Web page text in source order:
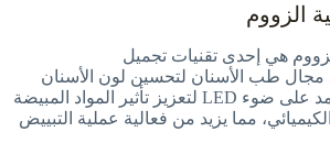
الزووم
هي إحدى تقنيات تجميل
مجال طب الأسنان لتحسين لون الأسنان
وجعلها أكثر إشراقًا، تعتمد على ضوء LED لتعزيز تأثير المواد المبيضة
مما يزيد من فعالية عملية التبييض